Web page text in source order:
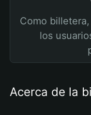
Como
los
Acerca de la